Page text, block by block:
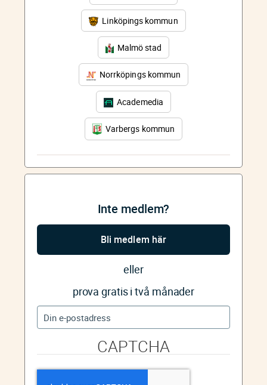
Linköpings kommun
Malmö stad
Norrköpings kommun
Academedia
Varbergs kommun
Inte medlem?
Bli medlem här
eller
prova gratis i två månader
CAPTCHA